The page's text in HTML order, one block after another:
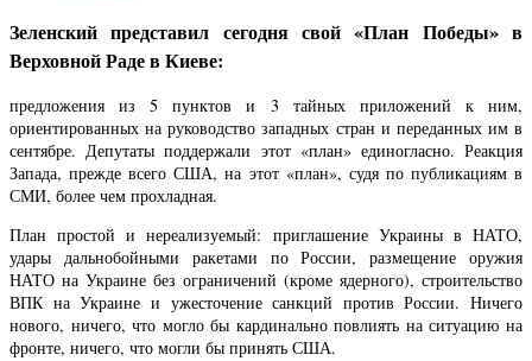
Зеленский представил сегодня свой «План Победы» в
Верховной Раде в Киеве:
предложения из 5 пунктов и 3 тайных приложений к ним,
ориентированных на руководство западных стран и переданных им в
сентябре. Депутаты поддержали этот «план» единогласно. Реакция
Запада, прежде всего США, на этот «план», судя по публикациям в
СМИ, более чем прохладная.
План простой и нереализуемый: приглашение Украины в НАТО,
удары дальнобойными ракетами по России, размещение оружия
НАТО на Украине без ограничений (кроме ядерного), строительство
ВПК на Украине и ужесточение санкций против России. Ничего
нового, ничего, что могло бы кардинально повлиять на ситуацию на
фронте, ничего, что могли бы принять США.